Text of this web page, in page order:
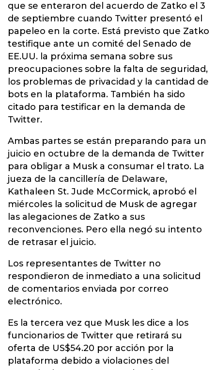
que se enteraron del acuerdo de Zatko el 3
de septiembre cuando Twitter presentó el
papeleo en la corte. Está previsto que Zatko
testifique ante un comité del Senado de
EE.UU. la próxima semana sobre sus
preocupaciones sobre la falta de seguridad,
los problemas de privacidad y la cantidad de
bots en la plataforma. También ha sido
citado para testificar en la demanda de
Twitter.
Ambas partes se están preparando para un
juicio en octubre de la demanda de Twitter
para obligar a Musk a consumar el trato. La
jueza de la cancillería de Delaware,
Kathaleen St. Jude McCormick, aprobó el
miércoles la solicitud de Musk de agregar
las alegaciones de Zatko a sus
reconvenciones. Pero ella negó su intento
de retrasar el juicio.
Los representantes de Twitter no
respondieron de inmediato a una solicitud
de comentarios enviada por correo
electrónico.
Es la tercera vez que Musk les dice a los
funcionarios de Twitter que retirará su
oferta de US$54.20 por acción por la
plataforma debido a violaciones del